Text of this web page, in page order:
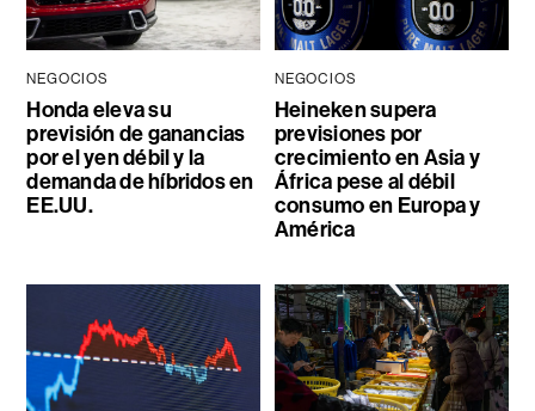
NEGOCIOS
Honda eleva su
previsión de ganancias
por el yen débil y la
demanda de híbridos en
EE.UU.
NEGOCIOS
Heineken supera
previsiones por
crecimiento en Asia y
África pese al débil
consumo en Europa y
América